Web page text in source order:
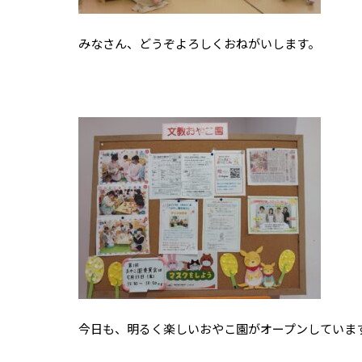
みなさん、どうぞよろしくおねがいします。
今日も、明るく楽しいおやこ園がオープンしていま